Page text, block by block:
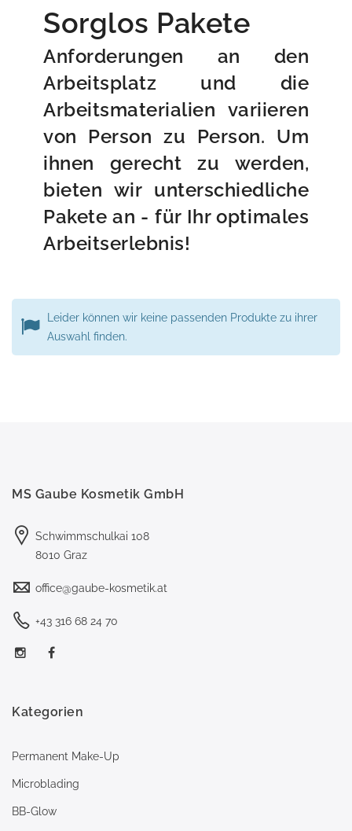
Sorglos Pakete
Anforderungen an den
Arbeitsplatz und die
Arbeitsmaterialien variieren
von Person zu Person. Um
ihnen gerecht zu werden,
bieten wir unterschiedliche
Pakete an - für Ihr optimales
Arbeitserlebnis!
Leider können wir keine passenden Produkte zu ihrer
Auswahl finden.
MS Gaube Kosmetik GmbH
Schwimmschulkai 108
8010 Graz
office@gaube-kosmetik.at
+43 316 68 24 70
Kategorien
Permanent Make-Up
Microblading
BB-Glow